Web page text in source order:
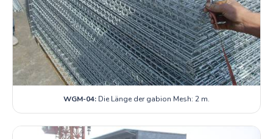
WGM-04: Die Länge der gabion Mesh: 2 m.